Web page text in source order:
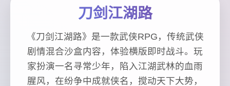
刀剑江湖路
《刀剑江湖路》是一款武侠RPG，传统武侠
剧情混合沙盒内容，体验横版即时战斗。玩
家扮演一名寻常少年，陷入江湖武林的血雨
腥风，在纷争中成就侠名，搅动天下大势，